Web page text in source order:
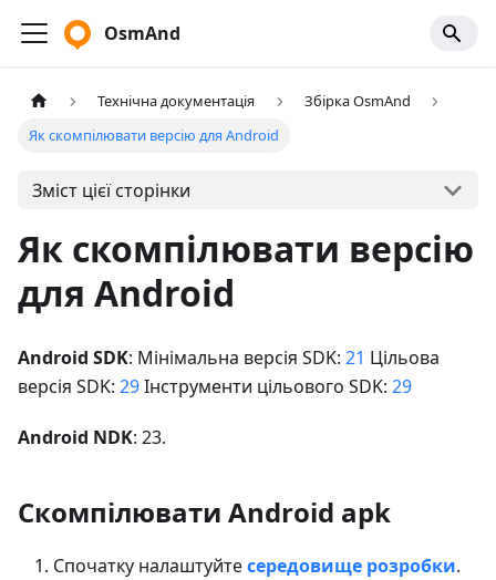
OsmAnd
Технічна документація
Збірка OsmAnd
Як скомпілювати версію для Android
Зміст цієї сторінки
Як скомпілювати версію
для Android
Android SDK: Мінімальна версія SDK: 21 Цільова
версія SDK: 29Інструменти цільового SDK: 29
Android NDK: 23.
Скомпілювати Android apk
Спочатку налаштуйтесередовище розробки.